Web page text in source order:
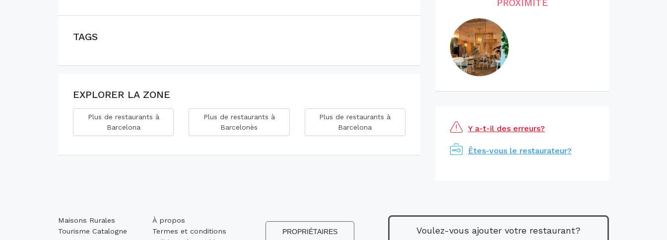
TAGS
EXPLORER LA ZONE
Plus de restaurants à
Barcelona
Plus de restaurants à
Barcelonès
Plus de restaurants à
Barcelona
PROXIMITÉ
Y a-t-il des erreurs?
Êtes-vous le restaurateur?
Maisons Rurales
Tourisme Catalogne
À propos
Termes et conditions
PROPRIÉTAIRES Voulez-vous ajouter votre restaurant?